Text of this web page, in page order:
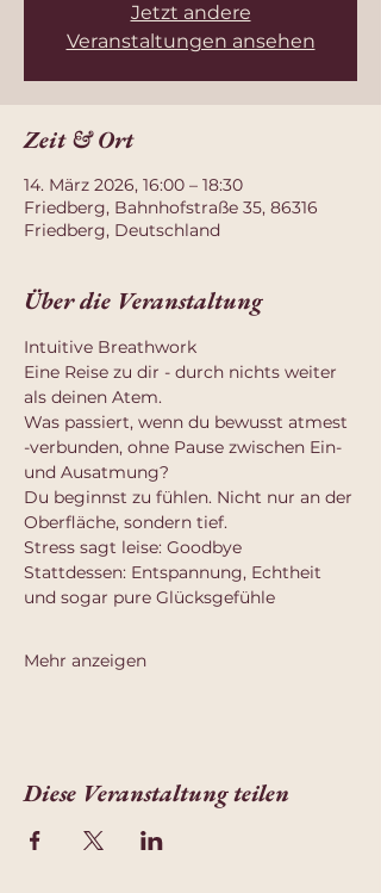
Jetzt andere
Veranstaltungen ansehen
Zeit & Ort
14. März 2026, 16:00 – 18:30
Friedberg, Bahnhofstraße 35, 86316
Friedberg, Deutschland
Über die Veranstaltung
Intuitive Breathwork
Eine Reise zu dir - durch nichts weiter
als deinen Atem.
Was passiert, wenn du bewusst atmest
-verbunden, ohne Pause zwischen Ein-
und Ausatmung?
Du beginnst zu fühlen. Nicht nur an der
Oberfläche, sondern tief.
Stress sagt leise: Goodbye
Stattdessen: Entspannung, Echtheit
und sogar pure Glücksgefühle
Mehr anzeigen
Diese Veranstaltung teilen